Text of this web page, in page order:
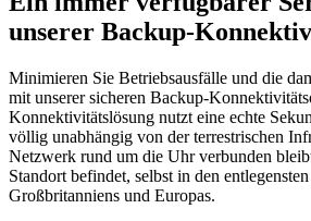
unserer Backup-
Minimieren Sie Betriebsausfälle und die
mit unserer sicheren Backup-
Konnektivitätslösung nutzt eine echte
völlig unabhängig von der terrestrischen
Netzwerk rund um die Uhr verbunden
Standort befindet, selbst in den
Großbritanniens und Europas.